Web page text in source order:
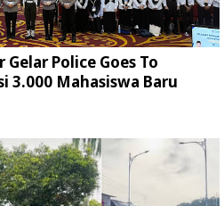
Police Goes To
3.000 Mahasiswa Baru